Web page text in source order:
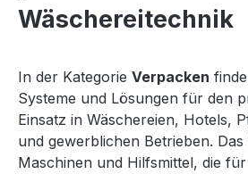
Wäschereitechnik
In der Kategorie Verpacken
Systeme und Lösungen für den
Einsatz in Wäschereien, Hotels,
und gewerblichen Betrieben.
Maschinen und Hilfsmittel, die